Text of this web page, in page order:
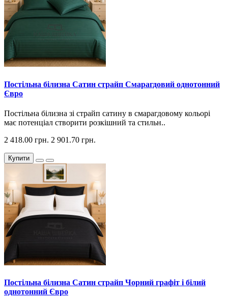
Постільна білизна Сатин страйп Смарагдовий однотонний
Євро
Постільна білизна зі страйп сатину в смарагдовому кольорі
має потенціал створити розкішний та стильн..
2 418.00 грн. 2 901.70 грн.
Купити
Постільна білизна Сатин страйп Чорний графіт і білий
однотонний Євро